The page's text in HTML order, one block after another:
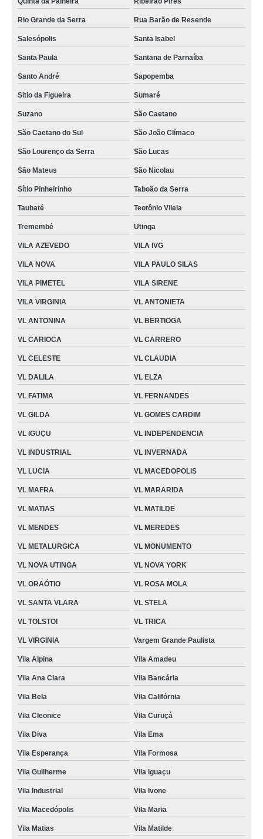
Rio Grande da Serra Rua Barão de Resende
Salesópolis Santa Isabel
Santa Paula Santana de Parnaíba
Santo André Sapopemba
Sitio da Figueira Sumaré
Suzano São Caetano
São Caetano do Sul São João Clímaco
São Lourenço da Serra São Lucas
São Mateus São Nicolau
Sítio Pinheirinho Taboão da Serra
Taubaté Teotônio Vilela
Tremembé Utinga
VILA AZEVEDO VILA IVG
VILA NOVA VILA PAULO SILAS
VILA PIMETEL VILA SIRENE
VILA VIRGINIA VL ANTONIETA
VL ANTONINA VL BERTIOGA
VL CARIOCA VL CARRERO
VL CELESTE VL CLAUDIA
VL DALILA VL ELZA
VL FATIMA VL FERNANDES
VL GILDA VL GOMES CARDIM
VL IGUÇU VL INDEPENDENCIA
VL INDUSTRIAL VL INVERNADA
VL LUCIA VL MACEDOPOLIS
VL MAFRA VL MARARIDA
VL MATIAS VL MATILDE
VL MENDES VL MEREDES
VL METALURGICA VL MONUMENTO
VL NOVA UTINGA VL NOVA YORK
VL ORAÓTIO VL ROSA MOLA
VL SANTA VLARA VL STELA
VL TOLSTOI VL TRICA
VL VIRGINIA Vargem Grande Paulista
Vila Alpina Vila Amadeu
Vila Ana Clara Vila Bancária
Vila Bela Vila Califórnia
Vila Cleonice Vila Curuçá
Vila Diva Vila Ema
Vila Esperança Vila Formosa
Vila Guilherme Vila Iguaçu
Vila Industrial Vila Ivone
Vila Macedópolis Vila Maria
Vila Matias Vila Matilde